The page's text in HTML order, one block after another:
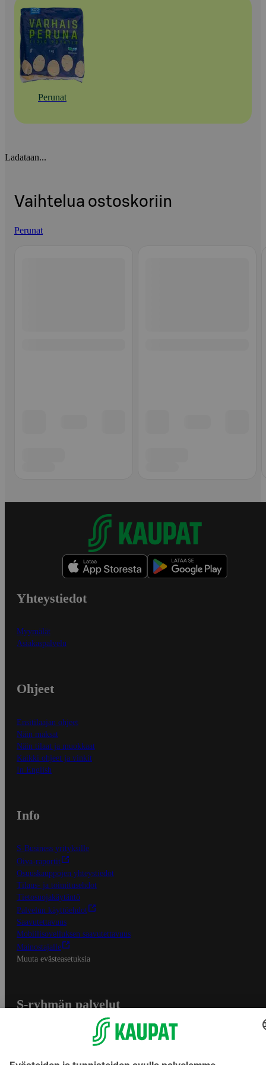
Perunat
Ladataan...
Vaihtelua ostoskoriin
Perunat
Yhteystiedot
Myymälät
Asiakaspalvelu
Ohjeet
Ensitilaajan ohjeet
Näin maksat
Näin tilaat ja muokkaat
Kaikki ohjeet ja vinkit
In English
Info
S-Business yrityksille
Oiva-raportit
Osuuskauppojen yhteystiedot
Tilaus- ja toimitusehdot
Tietosuojakäytäntö
Palvelun käyttöehdot
Saavutettavuus
Mobiilisovelluksen saavutettavuus
Mainostajalle
Muuta evästeasetuksia
S-ryhmän palvelut